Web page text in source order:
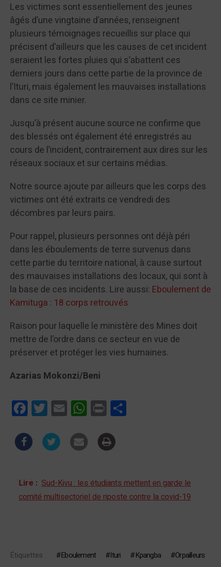
Les victimes sont essentiellement des jeunes
âgés d’une vingtaine d’années, renseignent
plusieurs témoignages recueillis sur place qui
précisent d’ailleurs que les causes de cet incident
seraient les fortes pluies qui s’abattent ces
derniers jours dans cette partie de la province de
l’Ituri, mais également les mauvaises installations
dans ce site minier.
Jusqu’à présent aucune source ne confirme que
des blessés ont également été enregistrés au
cours de l’incident, contrairement aux dires sur les
réseaux sociaux et sur certains médias.
Notre source ajoute par ailleurs que les corps des
victimes ont été extraits ce vendredi des
décombres par leurs pairs.
Pour rappel, plusieurs personnes ont déjà péri
dans les éboulements de terre survenus dans
cette partie du territoire national, à cause surtout
des mauvaises installations des locaux, qui sont à
la base de ces incidents. Lire aussi: Eboulement de
Kamituga : 18 corps retrouvés
Raison pour laquelle le ministère des Mines doit
mettre de l’ordre dans ce secteur en vue de
préserver et protéger les vies humaines.
Azarias Mokonzi/Beni
FacebookTwitterEmail WhatsApp
Print
Lire : Sud-Kivu : les étudiants mettent en garde le
comité multisectoriel de riposte contre la covid-19
Étiquettes : Eboulement Ituri Kpangba Orpailleurs